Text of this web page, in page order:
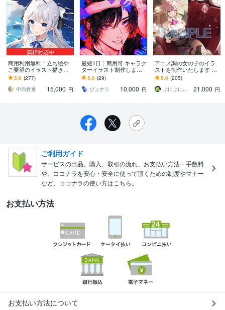
満枠対応中
商用利用無料！立ち絵や
ご要望のイラスト描きま
す 表情差分・衣装差分等
あります！
5.0 (277)
中西青葉
15,000 円
最短1日┊︎商用可 キャラク
ターイラスト制作します
アイコン･歌みた・配信用
等★お気軽にご相談くだ
さい✨️
5.0 (29)
ぴょナリ
10,000 円
アニメ調の女の子のイラ
ストを制作いたします サ
ムネイルやキャラクター
イラストとしていかがで
しょうか！
5.0 (205)
ぷにぷにめろん
21,000 円
ご利用ガイド
サービスの出品、購入、取引の流れ、お支払い方法・手数料
や、ココナラを安心・安全に使って頂くための制度やマナー
など、ココナラの使い方はこちら。
お支払い方法
お支払い方法について